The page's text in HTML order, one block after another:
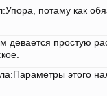
потаму как
девается простую
этого